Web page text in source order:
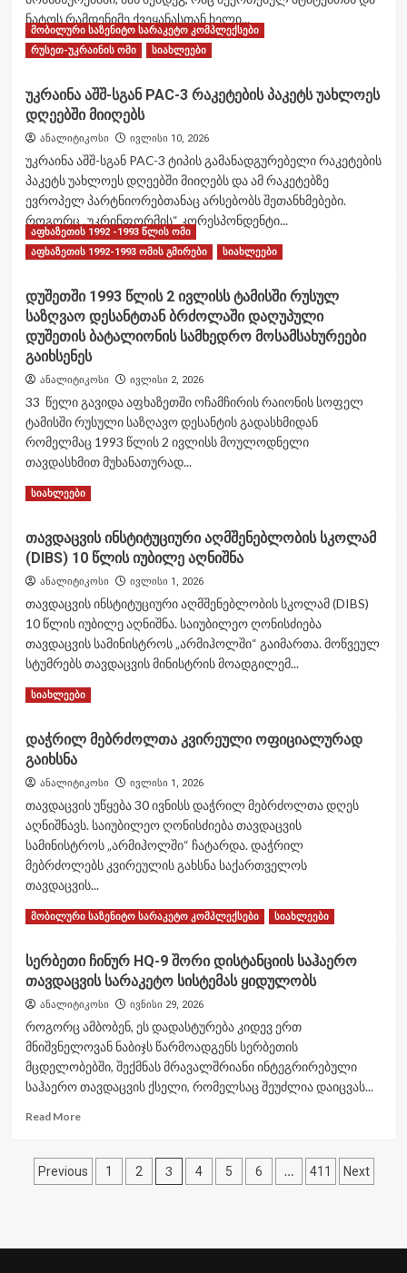
ნატოს რამდენიმე ქვეყანასთან ხელი...
Read MoreRead
პოლონეთი
უკრაინასთან
ითანამშრომლებს
ის
რაკეტების
წარმოებასა
და
მომსახურებაში
მობილური საზენიტო სარაკეტო კომპლექსები
რუსეთ-უკრაინის ომი
სიახლეები
უკრაინა აშშ-სგან PAC-3 რაკეტების პაკეტს უახლოეს
დღეებში მიიღებს
ანალიტიკოსი ივლისი 10, 2026
უკრაინა აშშ-სგან PAC-3 ტიპის გამანადგურებელი რაკეტების
პაკეტს უახლოეს დღეებში მიიღებს და ამ რაკეტებზე
ევროპელ პარტნიორებთანაც არსებობს შეთანხმებები.
როგორც „უკრინფორმის“ კორესპონდენტი...
Read MoreRead
უკრაინა
აშშ-
სგან
PAC-
3
რაკეტების
პაკეტს
უახლოეს
დღეებში
მიიღებს
აფხაზეთის 1992 -1993 წლის ომი
აფხაზეთის 1992-1993 ომის გმირები
სიახლეები
დუშეთში 1993 წლის 2 ივლისს ტამისში რუსულ
საზღვაო დესანტთან ბრძოლაში დაღუპული
დუშეთის ბატალიონის სამხედრო მოსამსახურეები
გაიხსენეს
ანალიტიკოსი ივლისი 2, 2026
33 წელი გავიდა აფხაზეთში ოჩამჩირის რაიონის სოფელ
ტამისში რუსული საზღავო დესანტის გადასხმიდან
რომელმაც 1993 წლის 2 ივლისს მოულოდნელი
თავდასხმით მუხანათურად...
Read MoreRead
დუშეთში
1993
წლის
ივლისს
ტამისში
რუსულ
საზღვაო
ბრძოლაში
დუშეთის
ბატალიონის
მოსამსახურეები
გაიხსენეს
სიახლეები
თავდაცვის ინსტიტუციური აღმშენებლობის სკოლამ
(DIBS) 10 წლის იუბილე აღნიშნა
ანალიტიკოსი ივლისი 1, 2026
თავდაცვის ინსტიტუციური აღმშენებლობის სკოლამ (DIBS)
10 წლის იუბილე აღნიშნა. საიუბილეო ღონისძიება
თავდაცვის სამინისტროს „არმიჰოლში“ გაიმართა. მოწვეულ
სტუმრებს თავდაცვის მინისტრის მოადგილემ...
Read MoreRead
თავდაცვის
აღმშენებლობის
(DIBS)
10
წლის
იუბილე
აღნიშნა
სიახლეები
დაჭრილ მებრძოლთა კვირეული ოფიციალურად
გაიხსნა
ანალიტიკოსი ივლისი 1, 2026
თავდაცვის უწყება 30 ივნისს დაჭრილ მებრძოლთა დღეს
აღნიშნავს. საიუბილეო ღონისძიება თავდაცვის
სამინისტროს „არმიჰოლში“ ჩატარდა. დაჭრილ
მებრძოლებს კვირეულის გახსნა საქართველოს
თავდაცვის...
Read MoreRead
დაჭრილ
მებრძოლთა
კვირეული
გაიხსნა
მობილური საზენიტო სარაკეტო კომპლექსები სიახლეები
სერბეთი ჩინურ HQ-9 შორი დისტანციის საჰაერო
თავდაცვის სარაკეტო სისტემას ყიდულობს
ანალიტიკოსი ივნისი 29, 2026
როგორც ამბობენ, ეს დადასტურება კიდევ ერთ
მნიშვნელოვან ნაბიჯს წარმოადგენს სერბეთის
მცდელობებში, შექმნას მრავალშრიანი ინტეგრირებული
საჰაერო თავდაცვის ქსელი, რომელსაც შეუძლია დაიცვას...
Read MoreRead
სერბეთი
ჩინურ
დისტანციის
ჩანაწერების
Previous 1 2 3 4 5 6 … 411 Next